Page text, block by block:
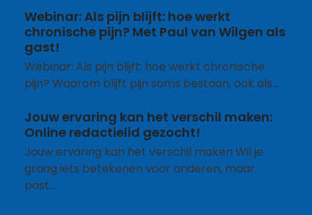
Webinar: Als pijn blijft: hoe werkt
chronische pijn? Met Paul van Wilgen als
gast!
Webinar: Als pijn blijft: hoe werkt chronische
pijn? Waarom blijft pijn soms bestaan, ook als…
Jouw ervaring kan het verschil maken:
Online redactielid gezocht!
Jouw ervaring kan het verschil maken Wil je
graag iets betekenen voor anderen, maar
past…